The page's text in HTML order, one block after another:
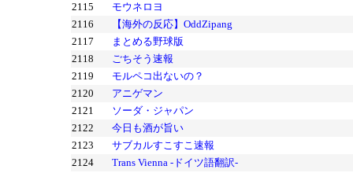
2115
モウネロヨ
2116
【海外の反応】OddZipang
2117
まとめる野球版
2118
ごちそう速報
2119
モルペコ出ないの？
2120
アニゲマン
2121
ソーダ・ジャパン
2122
今日も酒が旨い
2123
サブカルすこすこ速報
2124
Trans Vienna -ドイツ語翻訳-